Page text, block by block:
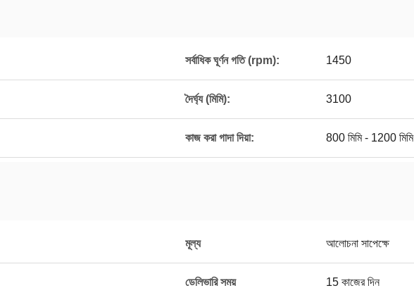
সর্বাধিক ঘূর্ণন গতি (rpm): 1450
দৈর্ঘ্য (মিমি): 3100
কাজ করা গাদা দিয়া: 800 মিমি - 1200 মিমি
মূল্য আলোচনা সাপেক্ষে
ডেলিভারি সময় 15 কাজের দিন